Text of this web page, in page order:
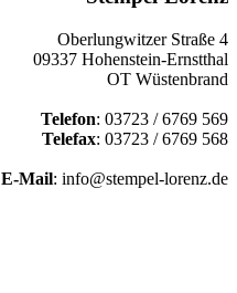
Oberlungwitzer Straße 4
09337 Hohenstein-Ernstthal
OT Wüstenbrand
Telefon: 03723 / 6769 569
Telefax: 03723 / 6769 568
E-Mail: info@stempel-lorenz.de